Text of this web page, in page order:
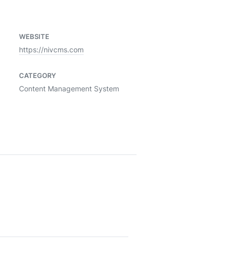
WEBSITE
https://nivcms.com
CATEGORY
Content Management System